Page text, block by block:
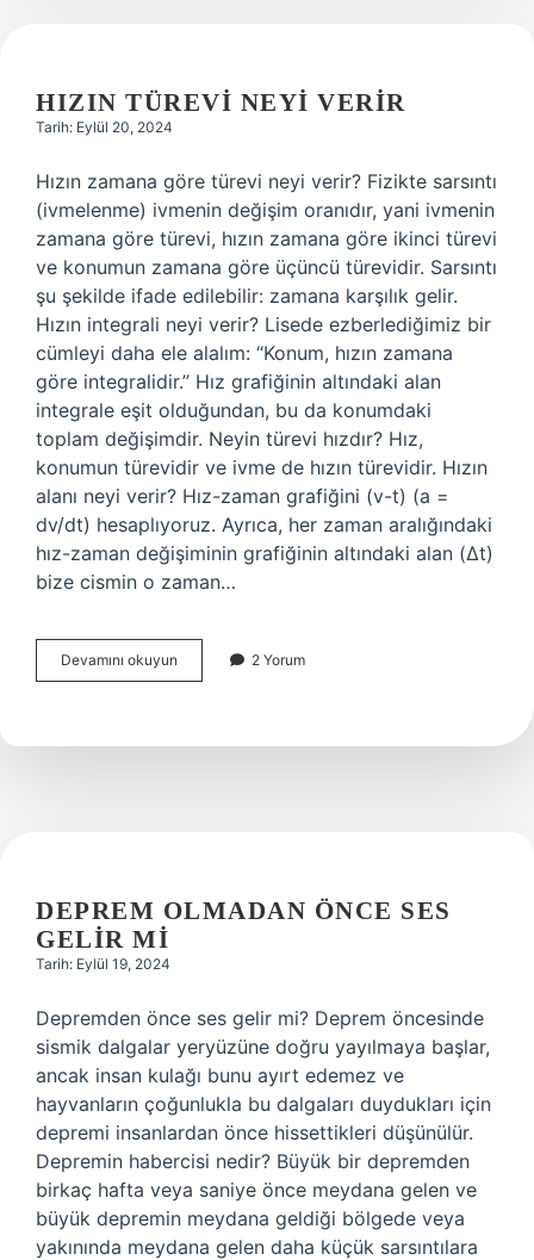
HIZIN TÜREVI NEYI VERIR
Tarih: Eylül 20, 2024
Hızın zamana göre türevi neyi verir? Fizikte sarsıntı
(ivmelenme) ivmenin değişim oranıdır, yani ivmenin
zamana göre türevi, hızın zamana göre ikinci türevi
ve konumun zamana göre üçüncü türevidir. Sarsıntı
şu şekilde ifade edilebilir: zamana karşılık gelir.
Hızın integrali neyi verir? Lisede ezberlediğimiz bir
cümleyi daha ele alalım: “Konum, hızın zamana
göre integralidir.” Hız grafiğinin altındaki alan
integrale eşit olduğundan, bu da konumdaki
toplam değişimdir. Neyin türevi hızdır? Hız,
konumun türevidir ve ivme de hızın türevidir. Hızın
alanı neyi verir? Hız-zaman grafiğini (v-t) (a =
dv/dt) hesaplıyoruz. Ayrıca, her zaman aralığındaki
hız-zaman değişiminin grafiğinin altındaki alan (∆t)
bize cismin o zaman…
Devamını okuyun
Türevi
2 Yorum
DEPREM OLMADAN ÖNCE SES
GELIR MI
Tarih: Eylül 19, 2024
Depremden önce ses gelir mi? Deprem öncesinde
sismik dalgalar yeryüzüne doğru yayılmaya başlar,
ancak insan kulağı bunu ayırt edemez ve
hayvanların çoğunlukla bu dalgaları duydukları için
depremi insanlardan önce hissettikleri düşünülür.
Depremin habercisi nedir? Büyük bir depremden
birkaç hafta veya saniye önce meydana gelen ve
büyük depremin meydana geldiği bölgede veya
yakınında meydana gelen daha küçük sarsıntılara